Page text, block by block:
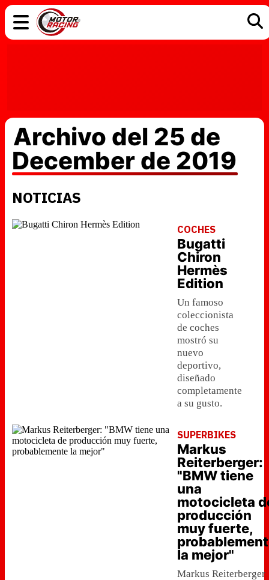
Archivo del 25 de
December de 2019
NOTICIAS
COCHES
Bugatti
Chiron
Hermès
Edition
Un famoso
coleccionista
de coches
mostró su
nuevo
deportivo,
diseñado
completamente
a su gusto.
SUPERBIKES
Markus
Reiterberger:
"BMW tiene
una
motocicleta
producción
muy fuerte,
la mejor"
Markus Reiterberger